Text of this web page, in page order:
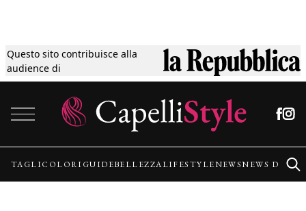
Questo sito contribuisce alla
audience di
Tagli
Colori
Guide
TAGLICOLORI GUIDEBELLEZZALIFESTYLENEWSNEWS